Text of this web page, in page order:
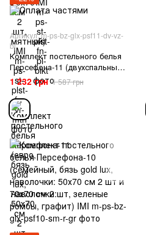
Артикул: m-ps-bz-glx-psf11-dv-vz-
bj
Комплект постельного белья
Персефона-11 (двухспальный,
бязь gold lux, наволочки:
50х70 см 2 шт, узор,
оливковый) IMI
1 232 грн 1 587 грн